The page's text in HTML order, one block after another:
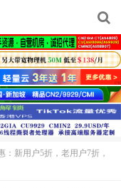
：新用户5折，老用户7折，